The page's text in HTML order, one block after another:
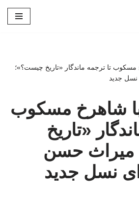
مسکوب تا ترجمه ماندگار «تاریخ چیست؟»؛
جدید
با شاهرخ مسکوب
«تاریخ
حسن
نسل جدید